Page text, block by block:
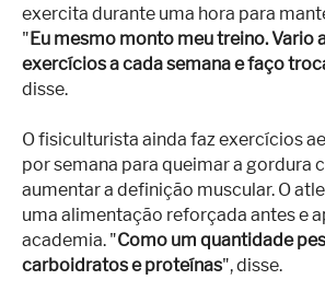
exercita durante uma hora para
"Eu mesmo monto meu treino. Vario
exercícios a cada semana e faço
disse.
O fisiculturista ainda faz exercícios
por semana para queimar a gordura
aumentar a definição muscular. O
uma alimentação reforçada antes e
academia. "Como um quantidade
carboidratos e proteínas", disse.